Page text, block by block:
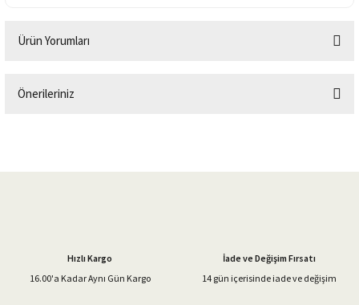
Ürün Yorumları
Önerileriniz
Ürün bilgilerinde hatalar bulunuyor.
Hızlı Kargo
16.00'a Kadar Aynı Gün Kargo
İade ve Değişim Fırsatı
14 gün içerisinde iade ve değişim